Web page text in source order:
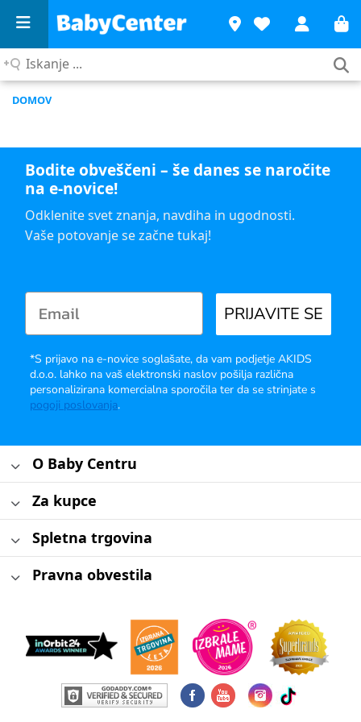
Iskanje
DOMOV
Bodite obveščeni – še danes se naročite
na e-novice!
Odklenite svet znanja, navdiha in ugodnosti.
Vaše potovanje se začne tukaj!
PRIJAVITE SE
*S prijavo na e-novice soglašate, da vam podjetje AKIDS
d.o.o. lahko na vaš elektronski naslov pošilja različna
personalizirana komercialna sporočila ter da se strinjate s
pogoji poslovanja.
O Baby Centru
Za kupce
Spletna trgovina
Pravna obvestila